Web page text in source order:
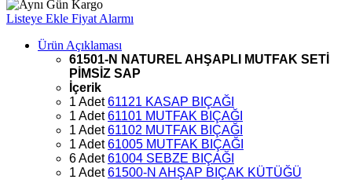
Listeye Ekle Fiyat Alarmı
Ürün Açıklaması
61501-N NATUREL AHŞAPLI MUTFAK SETİ
PİMSİZ SAP
İçerik
1 Adet61121 KASAP BIÇAĞI
1 Adet61101 MUTFAK BIÇAĞI
1 Adet61102 MUTFAK BIÇAĞI
1 Adet61005 MUTFAK BIÇAĞI
6 Adet61004 SEBZE BIÇAĞI
1 Adet61500-N AHŞAP BIÇAK KÜTÜĞÜ